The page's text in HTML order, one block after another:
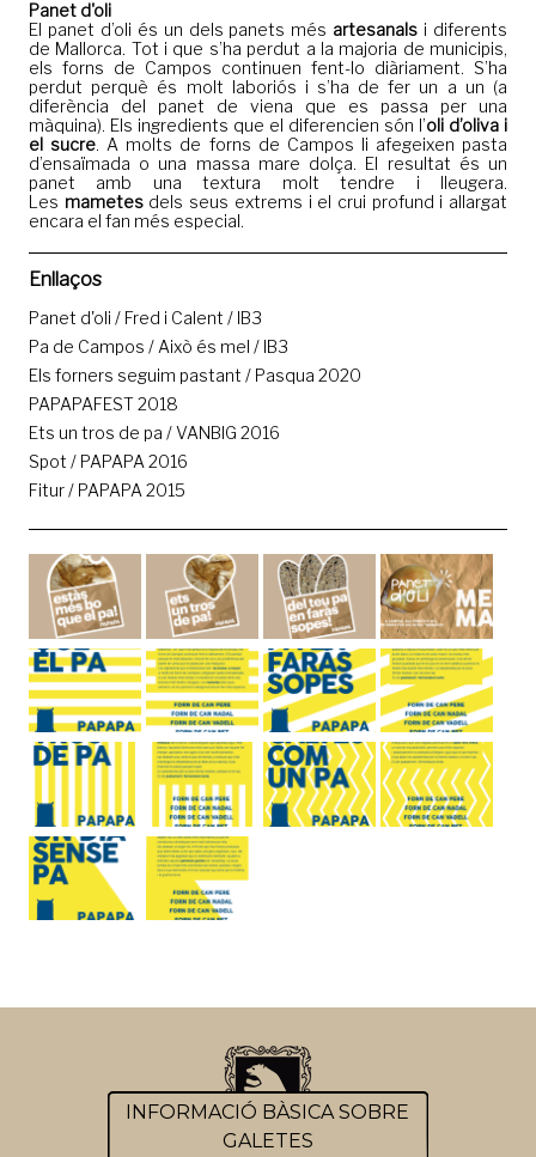
Panet d'oli
El panet d’oli és un dels panets més artesanals i diferents
de Mallorca. Tot i que s’ha perdut a la majoria de municipis,
els forns de Campos continuen fent-lo diàriament. S’ha
perdut perquè és molt laboriós i s’ha de fer un a un (a
diferència del panet de viena que es passa per una
màquina). Els ingredients que el diferencien són l’oli d’oliva i
el sucre. A molts de forns de Campos li afegeixen pasta
d’ensaïmada o una massa mare dolça. El resultat és un
panet amb una textura molt tendre i lleugera.
Les mametesdels seus extrems i el crui profund i allargat
encara el fan més especial.
Enllaços
Panet d'oli / Fred i Calent / IB3
Pa de Campos / Això és mel / IB3
Els forners seguim pastant / Pasqua 2020
PAPAPAFEST 2018
Ets un tros de pa / VANBIG 2016
Spot / PAPAPA 2016
Fitur / PAPAPA 2015
INFORMACIÓ BÀSICA SOBRE
GALETES